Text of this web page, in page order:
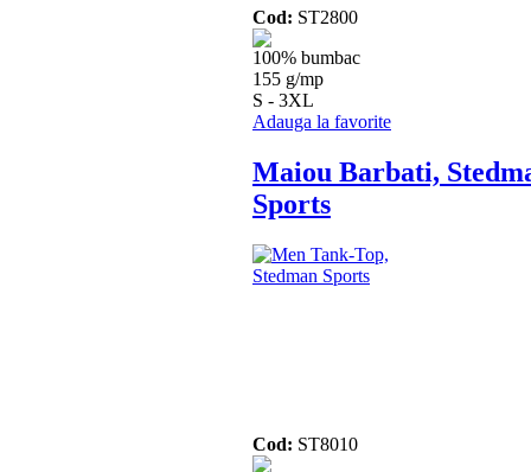
Cod: ST2800
100% bumbac
155 g/mp
S - 3XL
Adauga la favorite
Maiou Barbati,
Sports
Cod: ST8010